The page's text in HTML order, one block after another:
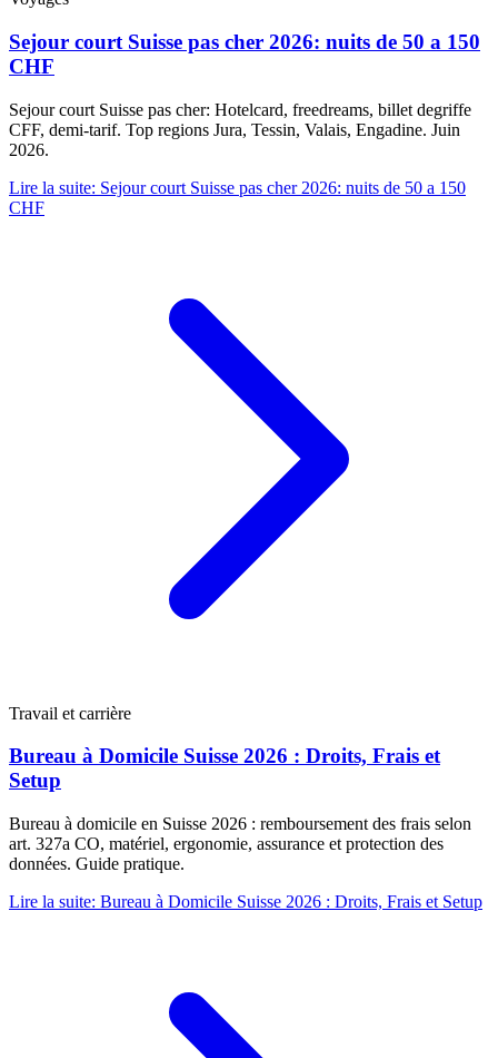
Sejour court Suisse pas cher 2026: nuits de 50 a 150
CHF
Sejour court Suisse pas cher: Hotelcard, freedreams, billet degriffe
CFF, demi-tarif. Top regions Jura, Tessin, Valais, Engadine. Juin
2026.
Lire la suite: Sejour court Suisse pas cher 2026: nuits de 50 a 150
CHF
Travail et carrière
Bureau à Domicile Suisse 2026 : Droits, Frais et
Setup
Bureau à domicile en Suisse 2026 : remboursement des frais selon
art. 327a CO, matériel, ergonomie, assurance et protection des
données. Guide pratique.
Lire la suite: Bureau à Domicile Suisse 2026 : Droits, Frais et Setup